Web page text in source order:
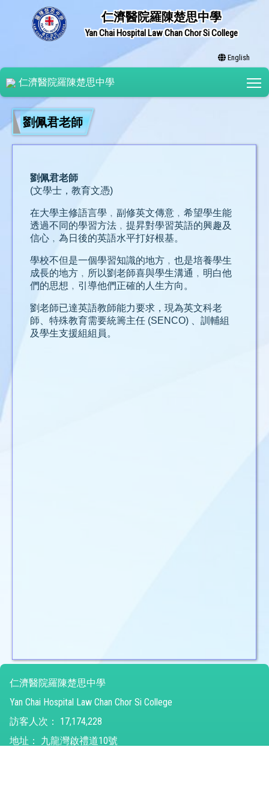
仁濟醫院羅陳楚思中學
Yan Chai Hospital Law Chan Chor Si College
English
仁濟醫院羅陳楚思中學
劉佩君老師
劉佩君老師
(文學士，教育文憑)
在大學主修語言學﹐副修英文傳意﹐希望學生能
透過不同的學習方法﹐提昇對學習英語的興趣及
信心﹐為日後的英語水平打好根基。
學校不但是一個學習知識的地方﹐也是培養學生
成長的地方﹐所以劉老師喜與學生溝通﹐明白他
們的思想﹐引導他們正確的人生方向。
劉老師已達英語教師能力要求，現為英文科老
師、特殊教育需要統籌主任 (SENCO) 、訓輔組
及學生支援組組員。
仁濟醫院羅陳楚思中學
Yan Chai Hospital Law Chan Chor Si College
訪客人次：
17,174,228
地址：
九龍灣啟禮道10號